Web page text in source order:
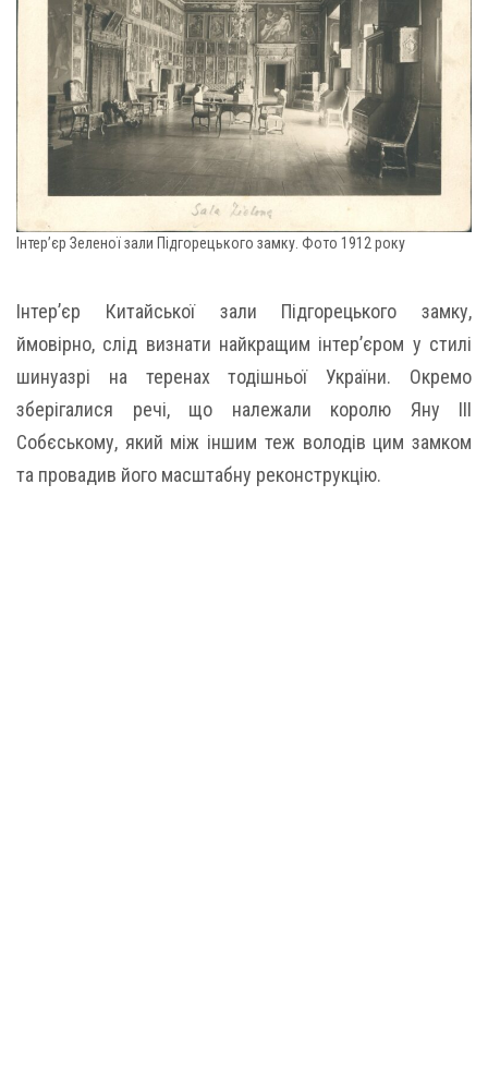
Інтер’єр Зеленої зали Підгорецького замку. Фото 1912 року
Інтер’єр Китайської зали Підгорецького замку,
ймовірно, слід визнати найкращим інтер’єром у стилі
шинуазрі на теренах тодішньої України. Окремо
зберігалися речі, що належали королю Яну ІІІ
Собєському, який між іншим теж володів цим замком
та провадив його масштабну реконструкцію.